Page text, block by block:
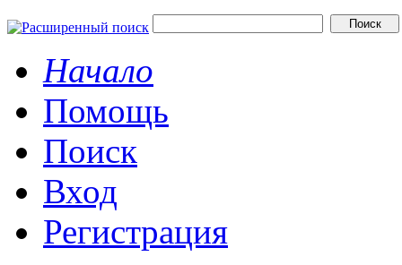
Начало
Помощь
Поиск
Вход
Регистрация